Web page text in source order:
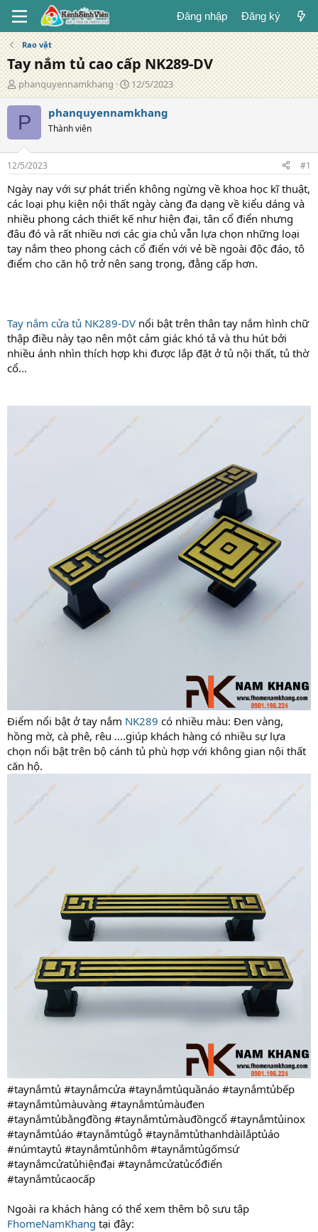
Đăng nhập Đăng ký
Rao vặt
Tay nắm tủ cao cấp NK289-DV
T
á
c
g
ả
phanquyennamkhang
N
g
à
g
12/5/2023
P phanquyennamkhang
Thành viên
12/5/2023 #1
Ngày nay với sự phát triển không ngừng về khoa học kĩ thuật,
các loại phụ kiện nội thất ngày càng đa dạng về kiểu dáng và
nhiều phong cách thiết kế như hiện đại, tân cổ điển nhưng
đâu đó và rất nhiều nơi các gia chủ vẫn lựa chọn những loại
tay nắm theo phong cách cổ điển với vẻ bề ngoài độc đáo, tô
điểm cho căn hộ trở nên sang trọng, đẳng cấp hơn.
Tay nắm cửa tủ NK289-DV nổi bật trên thân tay nắm hình chữ
thập điều này tạo nên một cảm giác khó tả và thu hút bởi
nhiều ánh nhìn thích hợp khi được lắp đặt ở tủ nội thất, tủ thờ
cổ...
Điểm nổi bật ở tay nắm NK289 có nhiều màu: Đen vàng,
hồng mờ, cà phê, rêu ....giúp khách hàng có nhiều sự lựa
chọn nổi bật trên bộ cánh tủ phù hợp với không gian nội thất
căn hộ.
#taynắmtủ #taynắmcửa #taynắmtủquầnáo #taynắmtủbếp
#taynắmtủmàuvàng #taynắmtủmàuđen
#taynắmtủbằngđồng #taynắmtủmàuđồngcổ #taynắmtủinox
#taynắmtủáo #taynắmtủgỗ #taynắmtủthanhdàilắptủáo
#númtaytủ #taynắmtủnhôm #taynắmtủgốmsứ
#taynắmcửatủhiệnđại #taynắmcửatủcổđiển
#taynắmtủcaocấp
Ngoài ra khách hàng có thể xem thêm bộ sưu tập
FhomeNamKhang tại đây: